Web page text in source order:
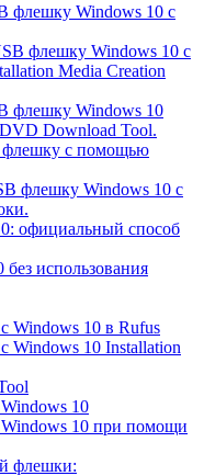
флешку Windows 10 с
флешку Windows 10 с
Media Creation
флешку Windows 10
Download Tool.
флешку с помощью
флешку Windows 10 с
официальный способ
использования
Windows 10 в Rufus
Windows 10 Installation
10
10 при помощи
флешки: